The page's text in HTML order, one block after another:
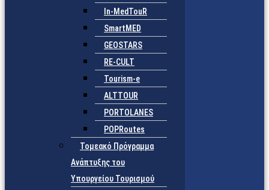
In-MedTouR
SmartMED
GEOSTARS
RE-CULT
Tourism-e
ALTTOUR
PORTOLANES
POPRoutes
Τομεακό Πρόγραμμα
Ανάπτυξης του
Υπουργείου Τουρισμού